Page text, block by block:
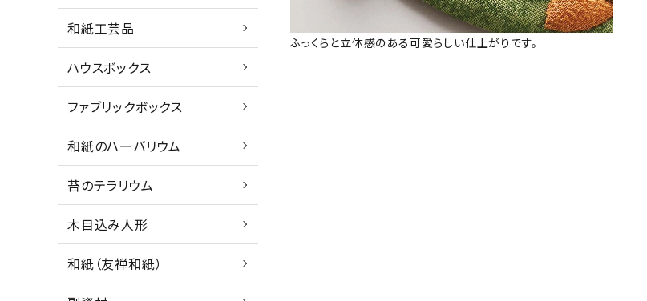
和紙工芸品
ハウスボックス
ファブリックボックス
和紙のハーバリウム
苔のテラリウム
木目込み人形
和紙（友禅和紙）
ふっくらと立体感のある可愛らしい仕上がりです。